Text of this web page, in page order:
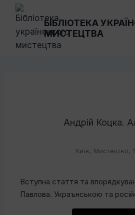
Перейти
вмісту
БІБЛІОТЕКА
МИСТЕЦТВА
Андрій Коцка.
Київ, Мистецтво,
Вступна стаття та
Павлова. Украънською та